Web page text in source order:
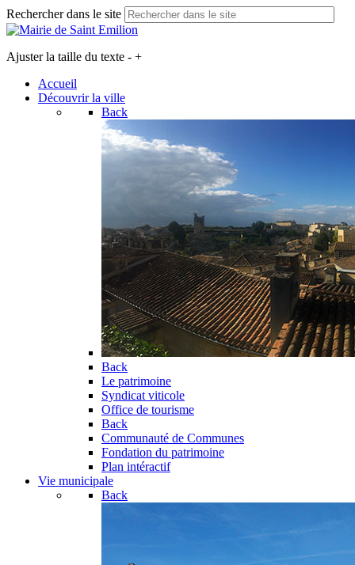
Rechercher dans le site
Ajuster la taille du texte - +
Accueil
Découvrir la ville
Back
Back
Le patrimoine
Syndicat viticole
Office de tourisme
Back
Communauté de Communes
Fondation du patrimoine
Plan intéractif
Vie municipale
Back